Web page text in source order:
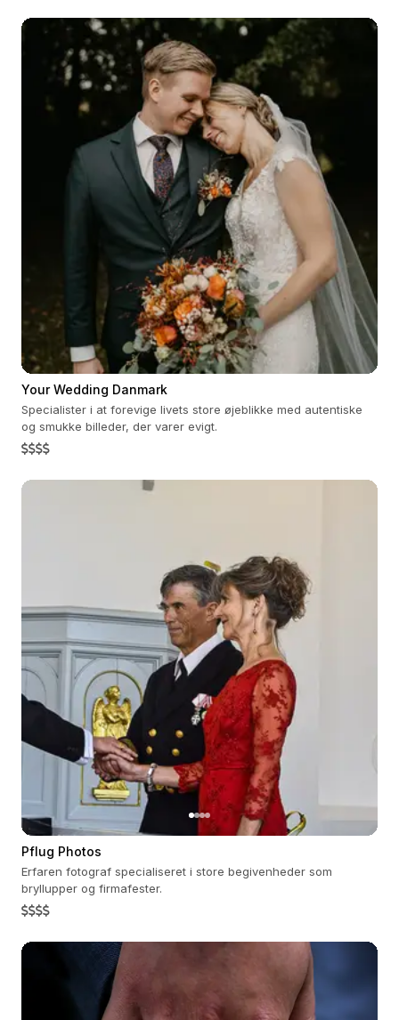
Your Wedding Danmark
Specialister i at forevige livets store øjeblikke med autentiske
og smukke billeder, der varer evigt.
Pflug Photos
Erfaren fotograf specialiseret i store begivenheder som
bryllupper og firmafester.